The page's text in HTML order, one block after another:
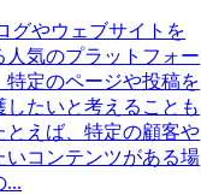
グやウェブサイトを
人気のプラットフォー
特定のページや投稿を
たいと考えることも
とえば、特定の顧客や
いコンテンツがある場
...